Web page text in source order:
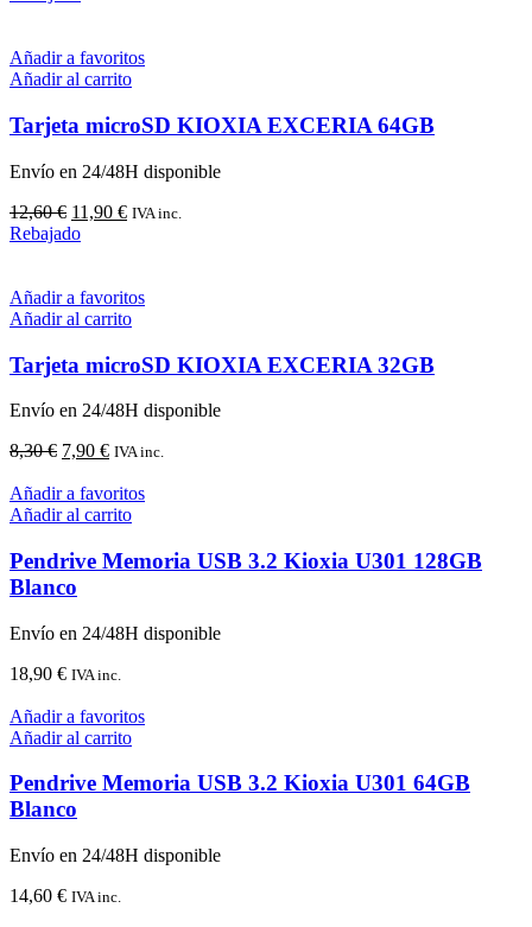
Añadir a favoritos
Añadir al carrito
Tarjeta microSD KIOXIA EXCERIA 64GB
Envío en 24/48H disponible
12,60€ El
precio
12,60 €.
11,90 €El
11,90 €.
IVA inc.
Rebajado
Añadir a favoritos
Añadir al carrito
Tarjeta microSD KIOXIA EXCERIA 32GB
Envío en 24/48H disponible
8,30€ El
original
era:
7,90 €El
actual
es:
IVA inc.
Añadir a favoritos
Añadir al carrito
Pendrive Memoria USB 3.2 Kioxia U301 128GB
Blanco
Envío en 24/48H disponible
18,90 € IVA inc.
Añadir a favoritos
Añadir al carrito
Pendrive Memoria USB 3.2 Kioxia U301 64GB
Blanco
Envío en 24/48H disponible
14,60 € IVA inc.